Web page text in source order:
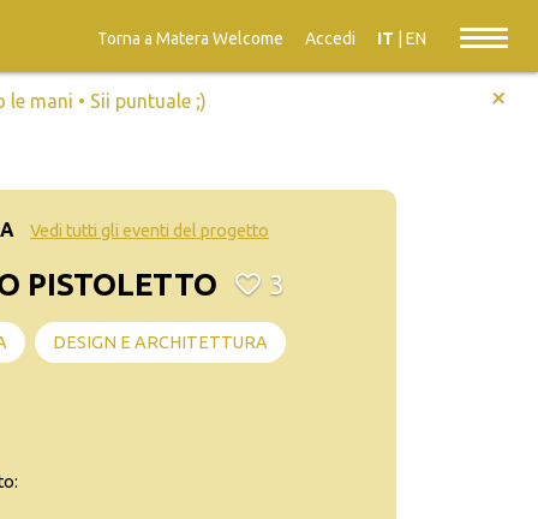
Torna a Matera Welcome Accedi IT EN
le mani • Sii puntuale ;) +
Vedi tutti gli eventi del progetto
PISTOLETTO 3
DESIGN E ARCHITETTURA